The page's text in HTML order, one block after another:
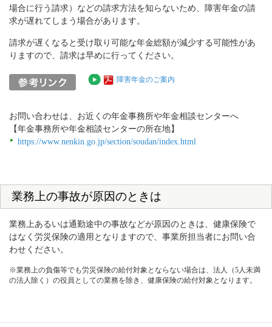
場合に行う請求）などの請求方法を知らないため、障害年金の請
求が遅れてしまう場合があります。
請求が遅くなると受け取り可能な年金総額が減少する可能性があ
りますので、請求は早めに行ってください。
障害年金のご案内
お問い合わせは、お近くの年金事務所や年金相談センターへ
【年金事務所や年金相談センターの所在地】
https://www.nenkin.go.jp/section/soudan/index.html
業務上の事故が原因のときは
業務上あるいは通勤途中の事故などが原因のときは、健康保険で
はなく労災保険の適用となりますので、事業所担当者にお問い合
わせください。
※業務上の負傷等でも労災保険の給付対象とならない場合は、法人（5人未満
の法人除く）の役員としての業務を除き、健康保険の給付対象となります。